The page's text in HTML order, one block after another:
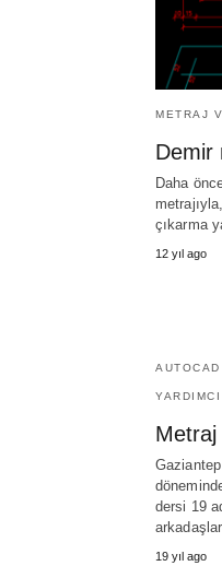
METRAJ
Demir
Daha
çıkarma
12 yıl ago
AUTOCAD
Metraj
dersi 19
19 yıl ago